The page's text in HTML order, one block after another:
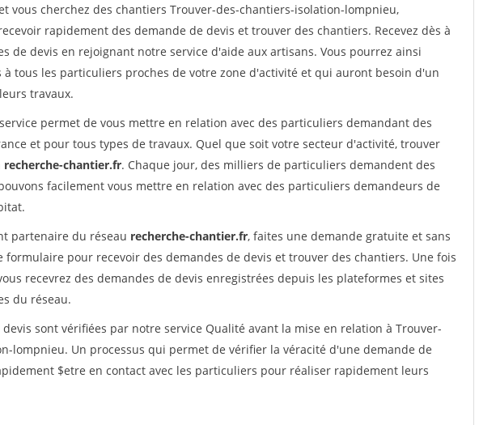
vous cherchez des chantiers Trouver-des-chantiers-isolation-lompnieu,
rapidement des demande de devis et trouver des chantiers. Recevez dès à
de devis en rejoignant notre service d'aide aux artisans. Vous pourrez ainsi
à tous les particuliers proches de votre zone d'activité et qui auront besoin d'un
travaux.
permet de vous mettre en relation avec des particuliers demandant des
et pour tous types de travaux. Quel que soit votre secteur d'activité, trouver
recherche-chantier.fr. Chaque jour, des milliers de particuliers demandent des
facilement vous mettre en relation avec des particuliers demandeurs de
partenaire du réseau recherche-chantier.fr, faites une demande gratuite et sans
formulaire pour recevoir des demandes de devis et trouver des chantiers. Une fois
recevrez des demandes de devis enregistrées depuis les plateformes et sites
du réseau.
sont vérifiées par notre service Qualité avant la mise en relation à Trouver-
lompnieu. Un processus qui permet de vérifier la véracité d'une demande de
$etre en contact avec les particuliers pour réaliser rapidement leurs